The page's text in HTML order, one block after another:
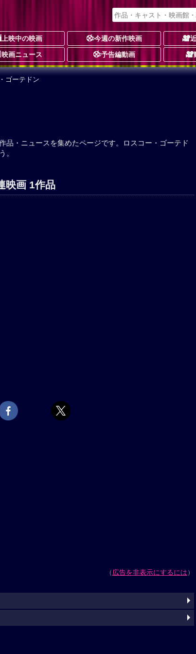
上映中の映画 今週の新作映画
映画ニュース 予告編動画
ゴーテドン
品・ニュースを集めたページです。ロスコー・ゴーテド
。
映画 1作品
（広告を非表示にするには）